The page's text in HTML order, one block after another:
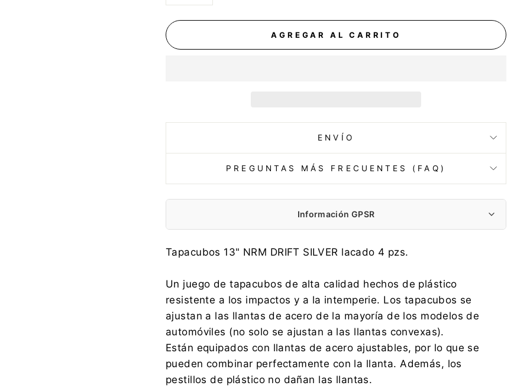
AGREGAR AL CARRITO
ENVÍO
PREGUNTAS MÁS FRECUENTES (FAQ)
Información GPSR
Fabricante:
NRM Sp. z o.o.
Wspólna 7, 62-065 Grodzisk Wielkopolski
0048 614 448 683
Importador:
NRM Sp. z o.o.
Wspólna 7, 62-065 Grodzisk Wielkopolski
office@nrm.pl
0048 614 448 683
Tapacubos 13" NRM DRIFT SILVER lacado 4 pzs.
Un juego de tapacubos de alta calidad hechos de plástico
resistente a los impactos y a la intemperie. Los tapacubos se
ajustan a las llantas de acero de la mayoría de los modelos de
automóviles (no solo se ajustan a las llantas convexas).
Están equipados con llantas de acero ajustables, por lo que se
pueden combinar perfectamente con la llanta. Además, los
pestillos de plástico no dañan las llantas.